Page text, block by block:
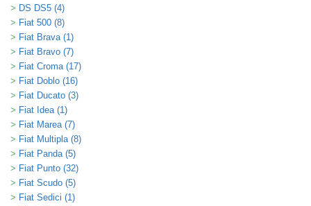
DS DS5 (4)
Fiat 500 (8)
Fiat Brava (1)
Fiat Bravo (7)
Fiat Croma (17)
Fiat Doblo (16)
Fiat Ducato (3)
Fiat Idea (1)
Fiat Marea (7)
Fiat Multipla (8)
Fiat Panda (5)
Fiat Punto (32)
Fiat Scudo (5)
Fiat Sedici (1)